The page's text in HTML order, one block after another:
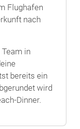
Flughafen
nach
in
bereits ein
wird
Dinner.